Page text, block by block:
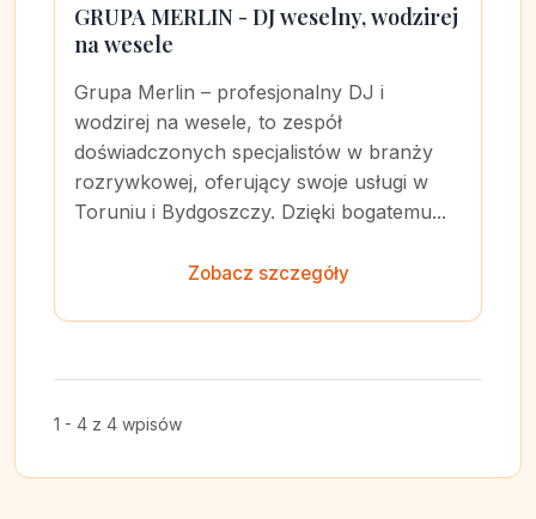
GRUPA MERLIN - DJ weselny, wodzirej
na wesele
Grupa Merlin – profesjonalny DJ i
wodzirej na wesele, to zespół
doświadczonych specjalistów w branży
rozrywkowej, oferujący swoje usługi w
Toruniu i Bydgoszczy. Dzięki bogatemu...
Zobacz szczegóły
1 - 4 z 4 wpisów